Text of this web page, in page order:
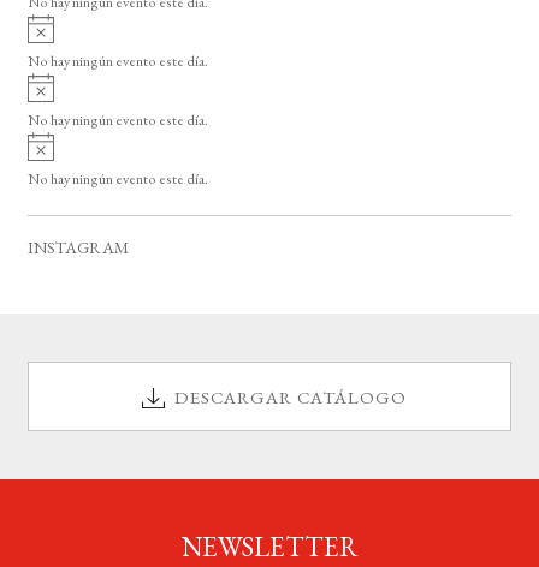
i
o
A
v
i
o
No hay ningún evento este día.
A
v
i
o
No hay ningún evento este día.
A
v
i
No hay ningún evento este día.
INSTAGRAM
DESCARGAR CATÁLOGO
NEWSLETTER